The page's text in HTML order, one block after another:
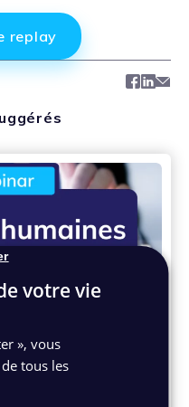
replay
au service de vos
Xelians,
votre vie
», vous
tous les